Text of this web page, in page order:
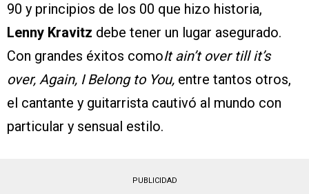
90 y principios de los 00 que hizo historia,
Lenny Kravitz debe tener un lugar asegurado.
Con grandes éxitos comoIt ain’t over till it’s
over, Again, I Belong to You, entre tantos otros,
el cantante y guitarrista cautivó al mundo con
particular y sensual estilo.
PUBLICIDAD